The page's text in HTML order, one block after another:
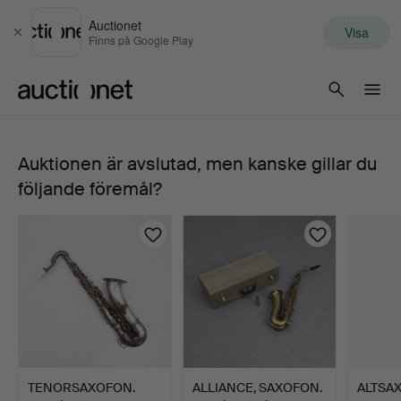
Stäng
Auctionet
Finns på Google Play Visa
TENORSAXOFON,
MARK
serienummer
Auktionen är avslutad, men kanske gillar du
följande föremål?
TENORSAXOFON.
ALLIANCE, SAXOFON.